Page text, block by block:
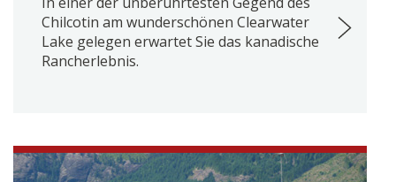
Chilcotin am wunderschönen Clearwater
Lake gelegen erwartet Sie das kanadische
Rancherlebnis.